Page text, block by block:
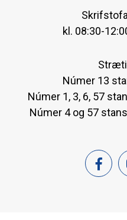
kl. 08:30-
Númer 13
Númer 1, 3, 6, 57
Númer 4 og 57